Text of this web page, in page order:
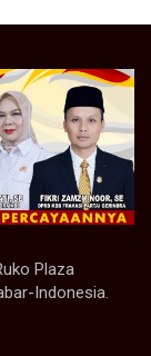
Plaza
Indonesia.